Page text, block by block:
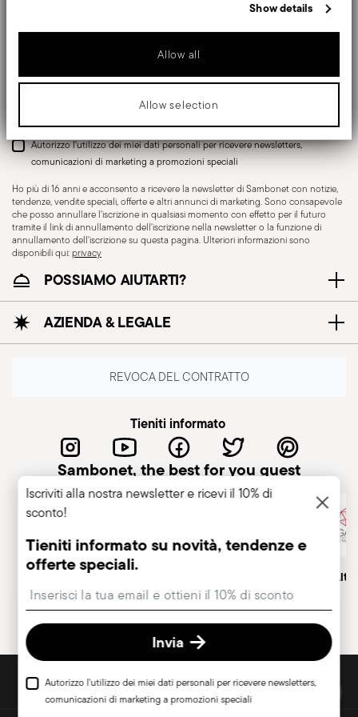
Show details
Allow all
Allow selection
Punto di ritiro: in Italia è disponibile la consegna
presso Punto di Ritiro, selezionabile al checkout.
spedizione/fatturazione seguendo la procedura
indicata nella paginaPolitica di reso
Autorizzo l'utilizzo dei miei dati personali per ricevere newsletters,
comunicazioni di marketing a promozioni speciali
Ho più di 16 anni e acconsento a ricevere la newsletter di Sambonet con notizie,
tendenze, vendite speciali, offerte e altri annunci di marketing. Sono consapevole
che posso annullare l'iscrizione in qualsiasi momento con effetto per il futuro
tramite il link di annullamento dell'iscrizione nella newsletter o la funzione di
annullamento dell'iscrizione su questa pagina. Ulteriori informazioni sono
disponibili qui:privacy
POSSIAMO AIUTARTI?
AZIENDA & LEGALE
REVOCA DEL CONTRATTO
Tieniti informato
Sambonet, the best for you guest
Azienda italiana Socio
Bellezza e funzionalità per la tua casa
Iscriviti alla nostra newsletter e ricevi il 10% di
sconto!
Tieniti informato su novità, tendenze e
offerte speciali.
Invia
Autorizzo l'utilizzo dei miei dati personali per ricevere newsletters,
comunicazioni di marketing a promozioni speciali